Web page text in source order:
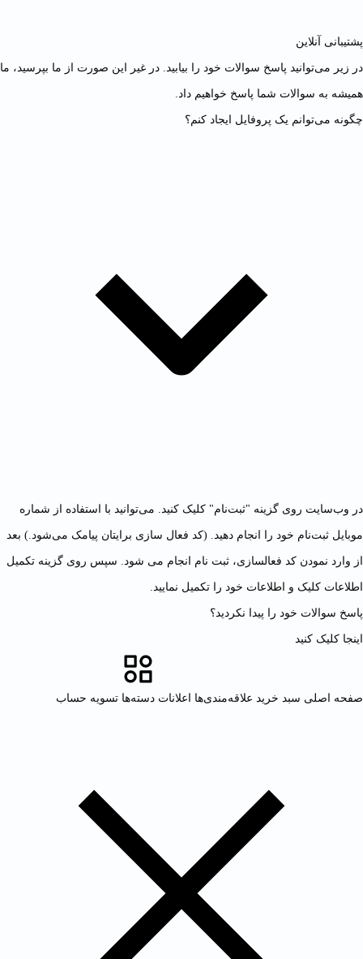
پشتیبانی آنلاین
در زیر می‌توانید پاسخ سوالات خود را بیابید. در غیر این صورت از ما بپرسید، ما
همیشه به سوالات شما پاسخ خواهیم داد.
چگونه می‌توانم یک پروفایل ایجاد کنم؟
در وب‌سایت روی گزینه "ثبت‌نام" کلیک کنید. می‌توانید با استفاده از شماره
موبایل ثبت‌نام خود را انجام دهید. (کد فعال سازی برایتان پیامک می‌شود.) بعد
از وارد نمودن کد فعالسازی، ثبت نام انجام می شود. سپس روی گزینه تکمیل
اطلاعات کلیک و اطلاعات خود را تکمیل نمایید.
پاسخ سوالات خود را پیدا نکردید؟
اینجا کلیک کنید
صفحه اصلی سبد خرید علاقه‌مندی‌ها اعلانات دسته‌ها تسویه حساب